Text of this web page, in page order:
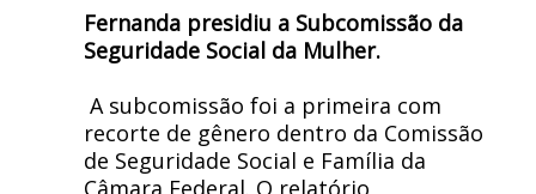
Fernanda presidiu a Subcomissão da
Seguridade Social da Mulher.
A subcomissão foi a primeira com
recorte de gênero dentro da Comissão
de Seguridade Social e Família da
Câmara Federal. O relatório